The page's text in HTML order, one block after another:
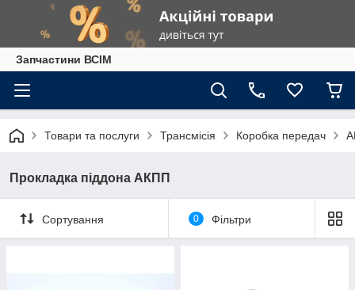
Запчастини ВСІМ
Товари та послуги Трансмісія Коробка передач
Прокладка піддона АКПП
Сортування 0 Фільтри